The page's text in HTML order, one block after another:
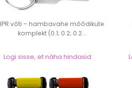
IPR võti – hambavahe mõõdikute
komplekt (0.1; 0.2; 0.2...
Logi sisse, et näha hindasid